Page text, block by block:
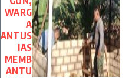
WARG
A
ANTUS
IAS
MEMB
ANTU